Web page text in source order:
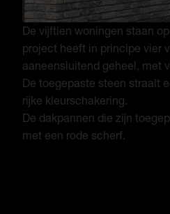
De vijftien woningen staan
project heeft in principe vier
aaneensluitend geheel, met
De toegepaste steen straalt
rijke kleurschakering.
De dakpannen die zijn
met een rode scherf.